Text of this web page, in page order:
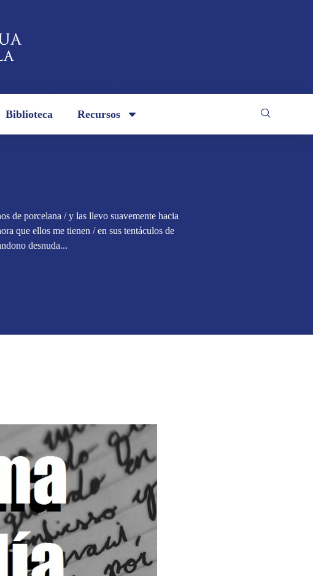
Biblioteca Recursos
de porcelana / y las llevo suavemente hacia
que ellos me tienen / en sus tentáculos de
desnuda...